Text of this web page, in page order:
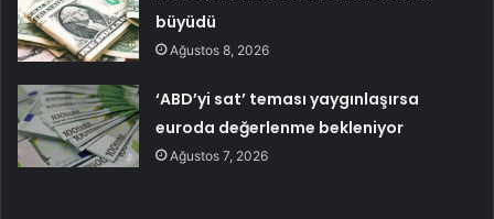
büyüdü
Ağustos 8, 2026
‘ABD’yi sat’ teması yaygınlaşırsa
euroda değerlenme bekleniyor
Ağustos 7, 2026